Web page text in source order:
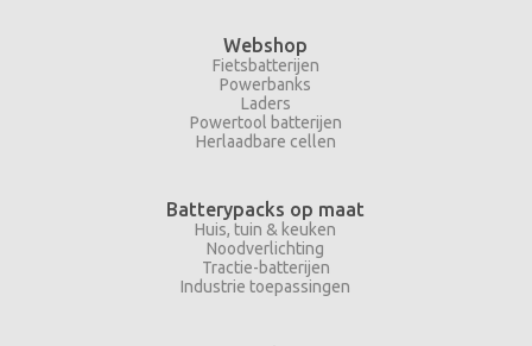
Webshop
Fietsbatterijen
Powerbanks
Laders
Powertool batterijen
Herlaadbare cellen
Batterypacks op maat
Huis, tuin & keuken
Noodverlichting
Tractie-batterijen
Industrie toepassingen